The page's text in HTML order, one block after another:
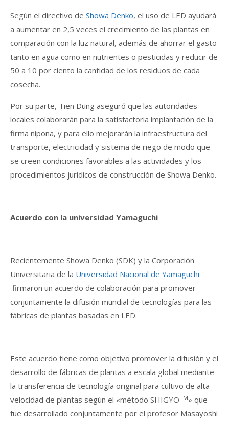
Según el directivo de Showa Denko, el uso de LED ayudará
a aumentar en 2,5 veces el crecimiento de las plantas en
comparación con la luz natural, además de ahorrar el gasto
tanto en agua como en nutrientes o pesticidas y reducir de
50 a 10 por ciento la cantidad de los residuos de cada
cosecha.
Por su parte, Tien Dung aseguró que las autoridades
locales colaborarán para la satisfactoria implantación de la
firma nipona, y para ello mejorarán la infraestructura del
transporte, electricidad y sistema de riego de modo que
se creen condiciones favorables a las actividades y los
procedimientos jurídicos de construcción de Showa Denko.
Acuerdo con la universidad Yamaguchi
Recientemente Showa Denko (SDK) y la Corporación
Universitaria de la Universidad Nacional de Yamaguchi
firmaron un acuerdo de colaboración para promover
conjuntamente la difusión mundial de tecnologías para las
fábricas de plantas basadas en LED.
Este acuerdo tiene como objetivo promover la difusión y el
desarrollo de fábricas de plantas a escala global mediante
la transferencia de tecnología original para cultivo de alta
velocidad de plantas según el «método SHIGYOTM» que
fue desarrollado conjuntamente por el profesor Masayoshi